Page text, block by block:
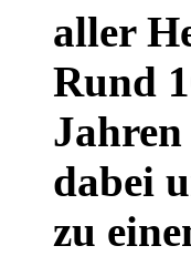
aller
Rund
dabei
zu